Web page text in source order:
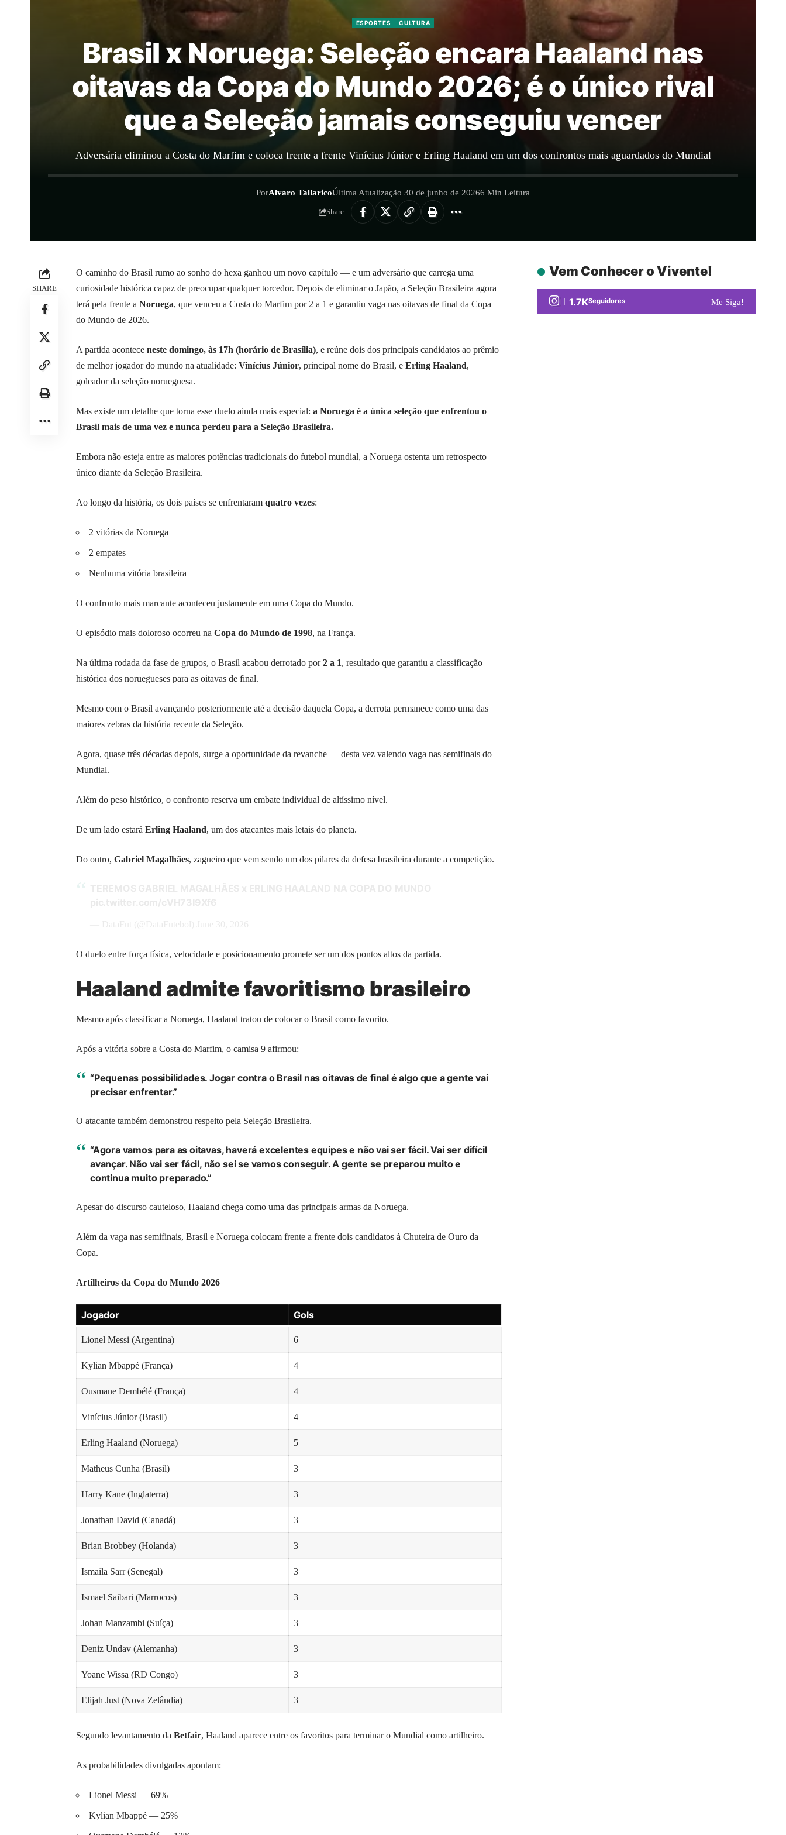
ESPORTES CULTURA
Brasil x Noruega: Seleção encara Haaland nas
oitavas da Copa do Mundo 2026; é o único rival
que a Seleção jamais conseguiu vencer
Adversária eliminou a Costa do Marfim e coloca frente a frente Vinícius Júnior e Erling Haaland em um dos confrontos mais aguardados do Mundial
PorAlvaro TallaricoÚltima Atualização 30 de junho de 20266 Min Leitura
Share
SHARE
O caminho do Brasil rumo ao sonho do hexa ganhou um novo capítulo — e um adversário que carrega uma
curiosidade histórica capaz de preocupar qualquer torcedor. Depois de eliminar o Japão, a Seleção Brasileira agora
terá pela frente a Noruega, que venceu a Costa do Marfim por 2 a 1 e garantiu vaga nas oitavas de final da Copa
do Mundo de 2026.
A partida acontece neste domingo, às 17h (horário de Brasília), e reúne dois dos principais candidatos ao prêmio
de melhor jogador do mundo na atualidade: Vinícius Júnior, principal nome do Brasil, e Erling Haaland,
goleador da seleção norueguesa.
Mas existe um detalhe que torna esse duelo ainda mais especial: a Noruega é a única seleção que enfrentou o
Brasil mais de uma vez e nunca perdeu para a Seleção Brasileira.
Embora não esteja entre as maiores potências tradicionais do futebol mundial, a Noruega ostenta um retrospecto
único diante da Seleção Brasileira.
Ao longo da história, os dois países se enfrentaram quatro vezes:
2 vitórias da Noruega
2 empates
Nenhuma vitória brasileira
O confronto mais marcante aconteceu justamente em uma Copa do Mundo.
O episódio mais doloroso ocorreu na Copa do Mundo de 1998, na França.
Na última rodada da fase de grupos, o Brasil acabou derrotado por2 a 1, resultado que garantiu a classificação
histórica dos noruegueses para as oitavas de final.
Mesmo com o Brasil avançando posteriormente até a decisão daquela Copa, a derrota permanece como uma das
maiores zebras da história recente da Seleção.
Agora, quase três décadas depois, surge a oportunidade da revanche — desta vez valendo vaga nas semifinais do
Mundial.
Além do peso histórico, o confronto reserva um embate individual de altíssimo nível.
De um lado estará Erling Haaland, um dos atacantes mais letais do planeta.
Do outro, Gabriel Magalhães, zagueiro que vem sendo um dos pilares da defesa brasileira durante a competição.
O duelo entre força física, velocidade e posicionamento promete ser um dos pontos altos da partida.
Haaland admite favoritismo brasileiro
Mesmo após classificar a Noruega, Haaland tratou de colocar o Brasil como favorito.
Após a vitória sobre a Costa do Marfim, o camisa 9 afirmou:
“Pequenas possibilidades. Jogar contra o Brasil nas oitavas de final é algo que a gente vai
precisar enfrentar.”
O atacante também demonstrou respeito pela Seleção Brasileira.
“Agora vamos para as oitavas, haverá excelentes equipes e não vai ser fácil. Vai ser difícil
avançar. Não vai ser fácil, não sei se vamos conseguir. A gente se preparou muito e
continua muito preparado.”
Apesar do discurso cauteloso, Haaland chega como uma das principais armas da Noruega.
Além da vaga nas semifinais, Brasil e Noruega colocam frente a frente dois candidatos à Chuteira de Ouro da
Copa.
Artilheiros da Copa do Mundo 2026
Jogador Gols
Lionel Messi (Argentina) 6
Kylian Mbappé (França) 4
Ousmane Dembélé (França) 4
Vinícius Júnior (Brasil) 4
Erling Haaland (Noruega) 5
Matheus Cunha (Brasil) 3
Harry Kane (Inglaterra) 3
Jonathan David (Canadá) 3
Brian Brobbey (Holanda) 3
Ismaila Sarr (Senegal) 3
Ismael Saibari (Marrocos) 3
Johan Manzambi (Suíça) 3
Deniz Undav (Alemanha) 3
Yoane Wissa (RD Congo) 3
Elijah Just (Nova Zelândia) 3
Segundo levantamento da Betfair, Haaland aparece entre os favoritos para terminar o Mundial como artilheiro.
As probabilidades divulgadas apontam:
Lionel Messi — 69%
Kylian Mbappé — 25%
Vem Conhecer o Vivente!
1.7KSeguidores Me Siga!